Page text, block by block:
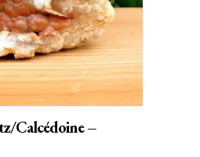
Calcédoine –